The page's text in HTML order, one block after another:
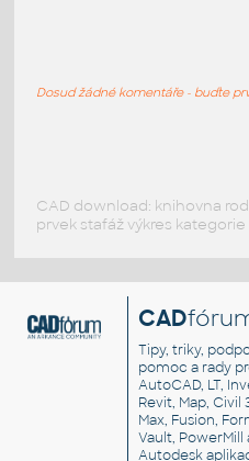
Dosud žádné komentáře - buďte
CAD download: knihovna
prvek stafáž výkres
CAD
Tipy, triky,
pomoc a rady
AutoCAD, LT,
Revit, Map, Civil
Max, Fusion,
Vault, PowerMill
Autodesk